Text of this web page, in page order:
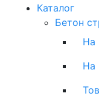
Каталог
Бетон
На
На